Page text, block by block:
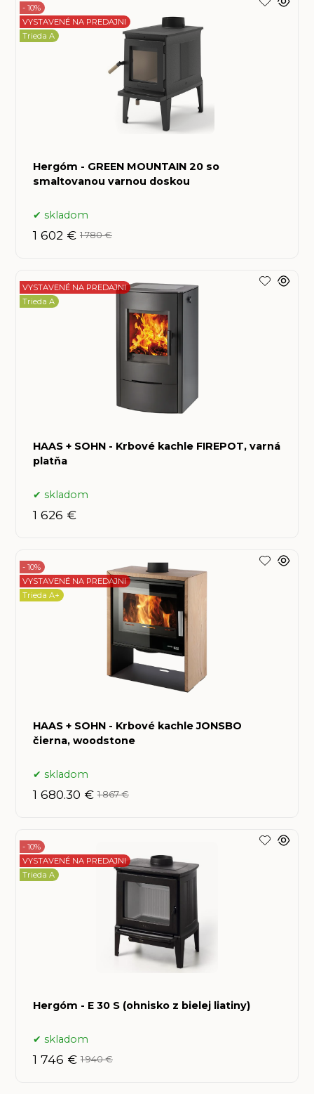
Hergóm - GREEN MOUNTAIN 20 so
smaltovanou varnou doskou
- 10%
VYSTAVENÉ NA PREDAJNI
Trieda A
skladom
1 602 € 1 780 €
HAAS + SOHN - Krbové kachle FIREPOT, varná
platňa
VYSTAVENÉ NA PREDAJNI
Trieda A
skladom
1 626 €
HAAS + SOHN - Krbové kachle JONSBO
čierna, woodstone
- 10%
VYSTAVENÉ NA PREDAJNI
Trieda A+
skladom
1 680.30 € 1 867 €
Hergóm - E 30 S (ohnisko z bielej liatiny)
- 10%
VYSTAVENÉ NA PREDAJNI
Trieda A
skladom
1 746 € 1 940 €